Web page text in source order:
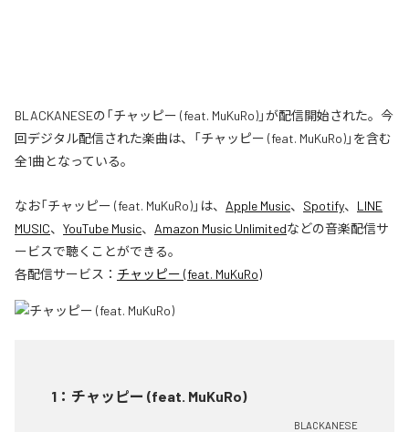
BLACKANESEの「チャッピー (feat. MuKuRo)」が配信開始された。今
回デジタル配信された楽曲は、「チャッピー (feat. MuKuRo)」を含む
全1曲となっている。
なお「チャッピー (feat. MuKuRo)」は、 Apple Music、 Spotify、 LINE
MUSIC、 YouTube Music、 Amazon Music Unlimitedなどの音楽配信サ
ービスで聴くことができる。
各配信サービス： チャッピー (feat. MuKuRo)
1 ： チャッピー (feat. MuKuRo)
BLACKANESE